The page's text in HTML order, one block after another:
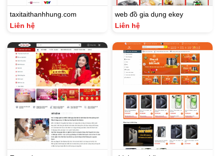
taxitaithanhhung.com
Liên hệ
web đồ gia dụng ekey
Liên hệ